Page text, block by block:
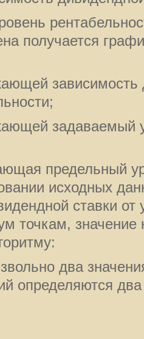
получается
зависимость
задаваемый
предельный
исходных
ставки от
точкам,
два
определяются